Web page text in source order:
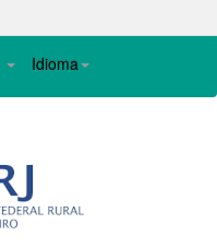
Idioma